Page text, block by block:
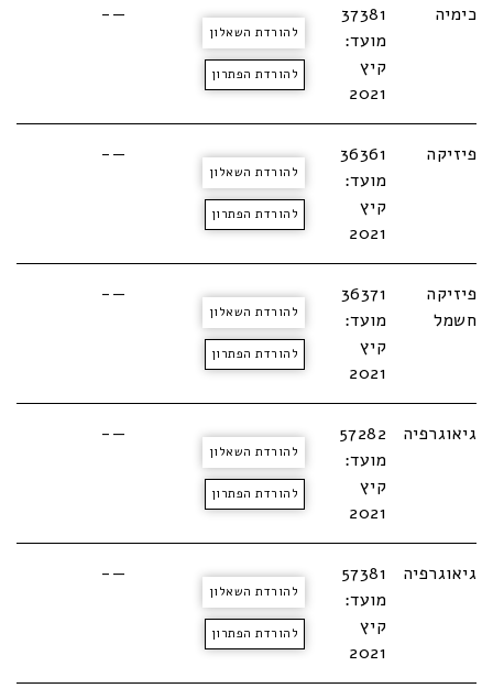
כימיה
37381
מועד:
קיץ
2021
להורדת השאלון
להורדת הפתרון
—-
פיזיקה
36361
מועד:
קיץ
2021
להורדת השאלון
להורדת הפתרון
—-
פיזיקה
חשמל
36371
מועד:
קיץ
2021
להורדת השאלון
להורדת הפתרון
—-
גיאוגרפיה
57282
מועד:
קיץ
2021
להורדת השאלון
להורדת הפתרון
—-
גיאוגרפיה
57381
מועד:
קיץ
2021
להורדת השאלון
להורדת הפתרון
—-